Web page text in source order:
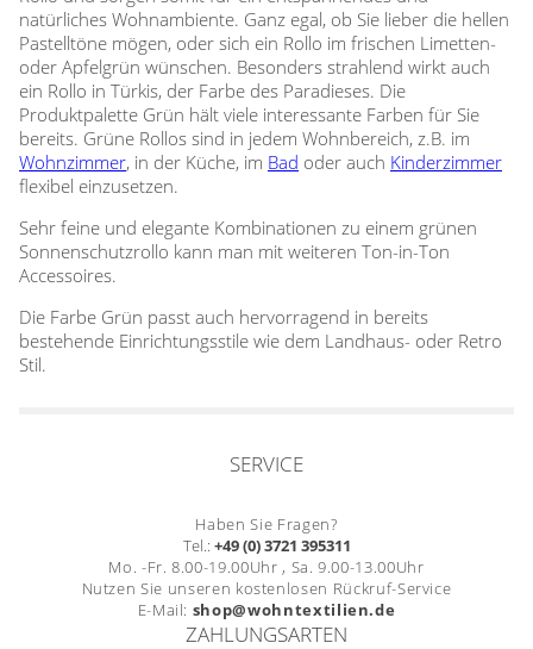
natürliches Wohnambiente. Ganz egal, ob Sie lieber die hellen
Pastelltöne mögen, oder sich ein Rollo im frischen Limetten-
oder Apfelgrün wünschen. Besonders strahlend wirkt auch
ein Rollo in Türkis, der Farbe des Paradieses. Die
Produktpalette Grün hält viele interessante Farben für Sie
bereits. Grüne Rollos sind in jedem Wohnbereich, z.B. im
Wohnzimmer, in der Küche, im Bad oder auch Kinderzimmer
flexibel einzusetzen.
Sehr feine und elegante Kombinationen zu einem grünen
Sonnenschutzrollo kann man mit weiteren Ton-in-Ton
Accessoires.
Die Farbe Grün passt auch hervorragend in bereits
bestehende Einrichtungsstile wie dem Landhaus- oder Retro
Stil.
SERVICE
Haben Sie Fragen?
Tel.: +49 (0) 3721 395311
Mo. -Fr. 8.00-19.00Uhr , Sa. 9.00-13.00Uhr
Nutzen Sie unseren kostenlosen Rückruf-Service
E-Mail: shop@wohntextilien.de
ZAHLUNGSARTEN